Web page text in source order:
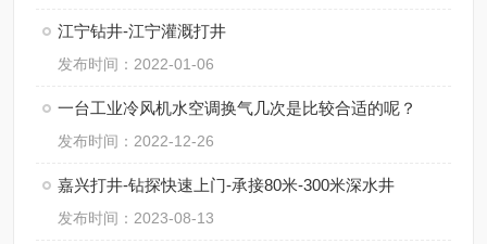
江宁钻井-江宁灌溉打井
发布时间：2022-01-06
一台工业冷风机水空调换气几次是比较合适的呢？
发布时间：2022-12-26
嘉兴打井-钻探快速上门-承接80米-300米深水井
发布时间：2023-08-13